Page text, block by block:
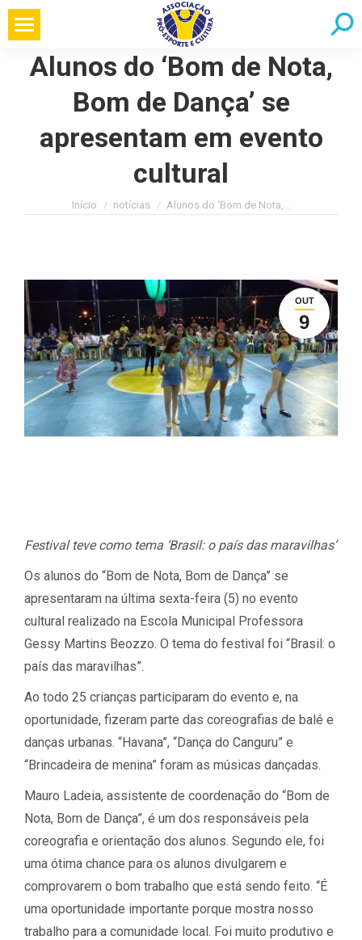
Pular
para
conteúdoAlunos do ‘Bom de Nota,
Bom de Dança’ se
apresentam em evento
cultural
Você está aqui:
Início notícias Alunos do ‘Bom de Nota,…
OUT
9
Festival teve como tema ‘Brasil: o país das maravilhas’
Os alunos do “Bom de Nota, Bom de Dança” se
apresentaram na última sexta-feira (5) no evento
cultural realizado na Escola Municipal Professora
Gessy Martins Beozzo. O tema do festival foi “Brasil: o
país das maravilhas”.
Ao todo 25 crianças participaram do evento e, na
oportunidade, fizeram parte das coreografias de balé e
danças urbanas. “Havana”, “Dança do Canguru” e
“Brincadeira de menina” foram as músicas dançadas.
Mauro Ladeia, assistente de coordenação do “Bom de
Nota, Bom de Dança”, é um dos responsáveis pela
coreografia e orientação dos alunos. Segundo ele, foi
uma ótima chance para os alunos divulgarem e
comprovarem o bom trabalho que está sendo feito. “É
uma oportunidade importante porque mostra nosso
trabalho para a comunidade local. Foi muito produtivo e